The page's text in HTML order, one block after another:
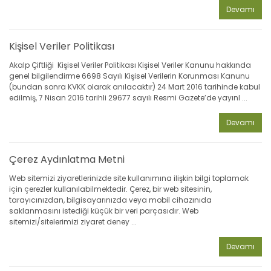
Devamı
Kişisel Veriler Politikası
Akalp Çiftliği Kişisel Veriler Politikası Kişisel Veriler Kanunu hakkında
genel bilgilendirme 6698 Sayılı Kişisel Verilerin Korunması Kanunu
(bundan sonra KVKK olarak anılacaktır) 24 Mart 2016 tarihinde kabul
edilmiş, 7 Nisan 2016 tarihli 29677 sayılı Resmi Gazete’de yayınl ...
Devamı
Çerez Aydınlatma Metni
Web sitemizi ziyaretlerinizde site kullanımına ilişkin bilgi toplamak
için çerezler kullanılabilmektedir. Çerez, bir web sitesinin,
tarayıcınızdan, bilgisayarınızda veya mobil cihazınıda
saklanmasını istediği küçük bir veri parçasıdır. Web
sitemizi/sitelerimizi ziyaret deney ...
Devamı